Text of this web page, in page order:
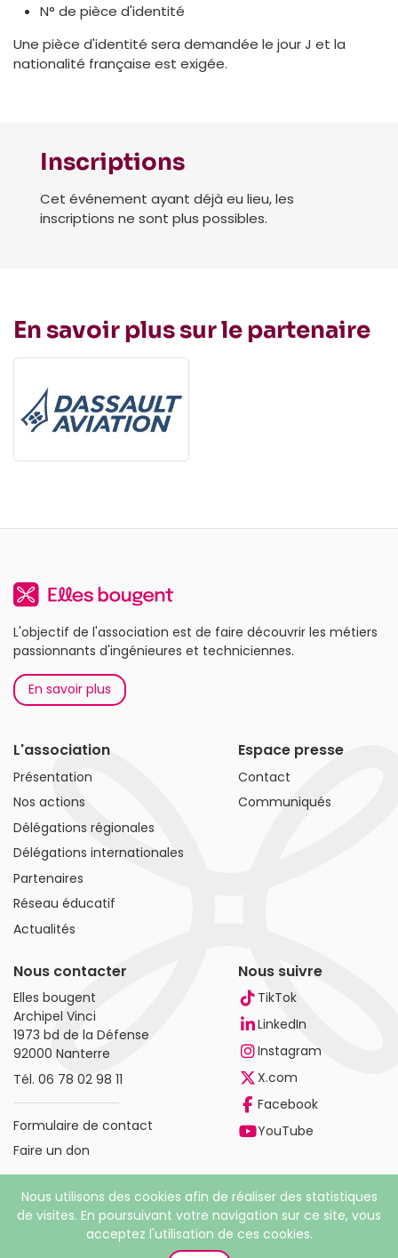
N° de pièce d'identité
Une pièce d'identité sera demandée le jour J et la
nationalité française est exigée.
Inscriptions
Cet événement ayant déjà eu lieu, les
inscriptions ne sont plus possibles.
En savoir plus sur le partenaire
L'objectif de l'association est de faire découvrir les métiers
passionnants d'ingénieures et techniciennes.
En savoir plus
L'association
Présentation
Nos actions
Délégations régionales
Délégations internationales
Partenaires
Réseau éducatif
Actualités
Espace presse
Contact
Communiqués
Nous contacter
Elles bougent
Archipel Vinci
1973 bd de la Défense
92000 Nanterre
Tél. 06 78 02 98 11
Formulaire de contact
Faire un don
Nous suivre
TikTok
LinkedIn
Instagram
X.com
Facebook
YouTube
© 2026 Elles bougent. Tous droits réservés |Mentions
Nous utilisons des cookies afin de réaliser des statistiques
de visites. En poursuivant votre navigation sur ce site, vous
acceptez l'utilisation de ces cookies.